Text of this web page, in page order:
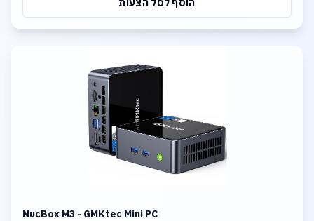
הוסף לסל הצעות
NucBox M3 - GMKtec Mini PC